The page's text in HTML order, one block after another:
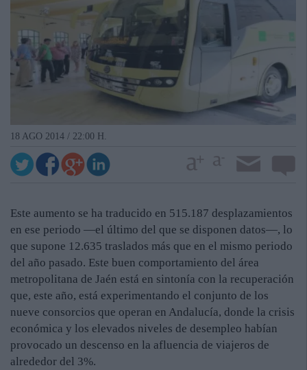
18 AGO 2014 / 22:00 H.
Este aumento se ha traducido en 515.187 desplazamientos
en ese periodo —el último del que se disponen datos—, lo
que supone 12.635 traslados más que en el mismo periodo
del año pasado. Este buen comportamiento del área
metropolitana de Jaén está en sintonía con la recuperación
que, este año, está experimentando el conjunto de los
nueve consorcios que operan en Andalucía, donde la crisis
económica y los elevados niveles de desempleo habían
provocado un descenso en la afluencia de viajeros de
alrededor del 3%.